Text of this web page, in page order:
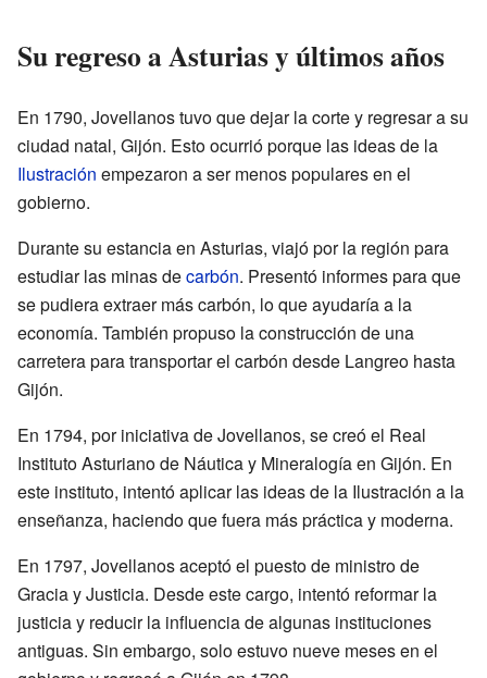
Su regreso a Asturias y últimos años
En 1790, Jovellanos tuvo que dejar la corte y regresar a su
ciudad natal, Gijón. Esto ocurrió porque las ideas de la
Ilustración empezaron a ser menos populares en el
gobierno.
Durante su estancia en Asturias, viajó por la región para
estudiar las minas decarbón. Presentó informes para que
se pudiera extraer más carbón, lo que ayudaría a la
economía. También propuso la construcción de una
carretera para transportar el carbón desde Langreo hasta
Gijón.
En 1794, por iniciativa de Jovellanos, se creó el Real
Instituto Asturiano de Náutica y Mineralogía en Gijón. En
este instituto, intentó aplicar las ideas de la Ilustración a la
enseñanza, haciendo que fuera más práctica y moderna.
En 1797, Jovellanos aceptó el puesto de ministro de
Gracia y Justicia. Desde este cargo, intentó reformar la
justicia y reducir la influencia de algunas instituciones
antiguas. Sin embargo, solo estuvo nueve meses en el